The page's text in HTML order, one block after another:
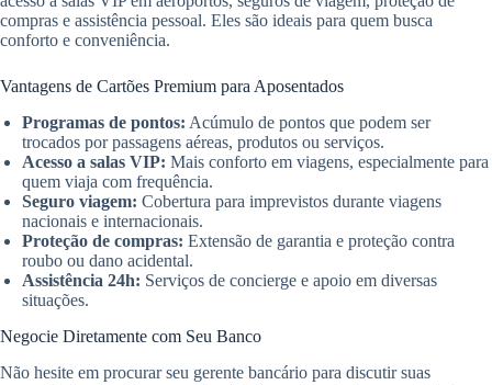
compras e assistência pessoal. Eles são ideais para quem busca
conforto e conveniência.
Vantagens de Cartões Premium para Aposentados
Programas de pontos: Acúmulo de pontos que podem ser
trocados por passagens aéreas, produtos ou serviços.
Acesso a salas VIP: Mais conforto em viagens, especialmente para
quem viaja com frequência.
Seguro viagem: Cobertura para imprevistos durante viagens
nacionais e internacionais.
Proteção de compras: Extensão de garantia e proteção contra
roubo ou dano acidental.
Assistência 24h: Serviços de concierge e apoio em diversas
situações.
Negocie Diretamente com Seu Banco
Não hesite em procurar seu gerente bancário para discutir suas